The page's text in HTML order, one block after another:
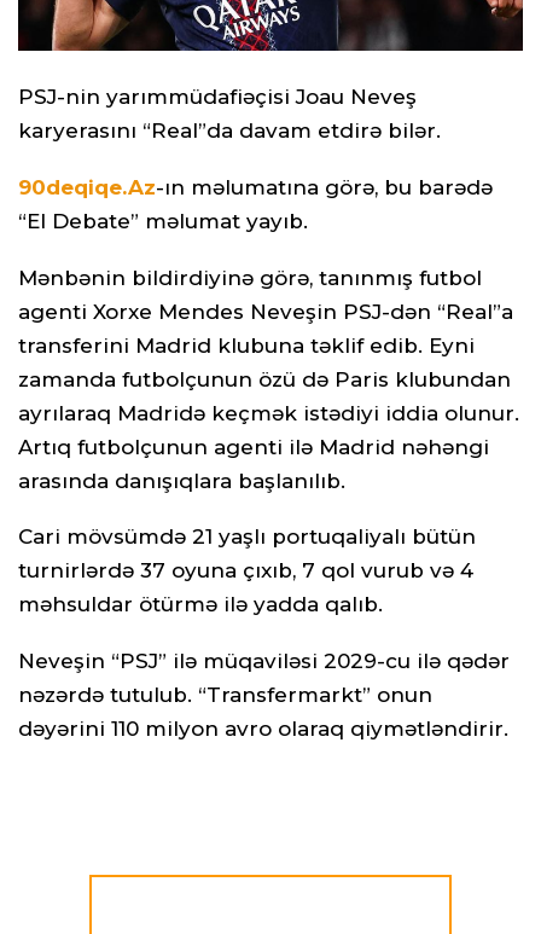
PSJ-nin yarımmüdafiəçisi Joau Neveş
karyerasını “Real”da davam etdirə bilər.
90deqiqe.Az-ın məlumatına görə, bu barədə
“El Debate” məlumat yayıb.
Mənbənin bildirdiyinə görə, tanınmış futbol
agenti Xorxe Mendes Neveşin PSJ-dən “Real”a
transferini Madrid klubuna təklif edib. Eyni
zamanda futbolçunun özü də Paris klubundan
ayrılaraq Madridə keçmək istədiyi iddia olunur.
Artıq futbolçunun agenti ilə Madrid nəhəngi
arasında danışıqlara başlanılıb.
Cari mövsümdə 21 yaşlı portuqaliyalı bütün
turnirlərdə 37 oyuna çıxıb, 7 qol vurub və 4
məhsuldar ötürmə ilə yadda qalıb.
Neveşin “PSJ” ilə müqaviləsi 2029-cu ilə qədər
nəzərdə tutulub. “Transfermarkt” onun
dəyərini 110 milyon avro olaraq qiymətləndirir.